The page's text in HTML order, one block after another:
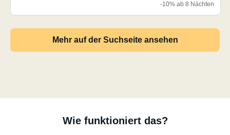
-10% ab 8 Nächten
Mehr auf der Suchseite ansehen
Wie funktioniert das?